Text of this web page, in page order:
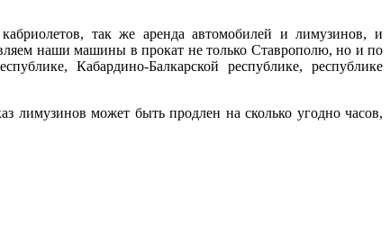
кабриолетов, так же аренда автомобилей и лимузинов, и
наши машины в прокат не только Ставрополю, но и по
Кабардино-Балкарской республике, республике
лимузинов может быть продлен на сколько угодно часов,